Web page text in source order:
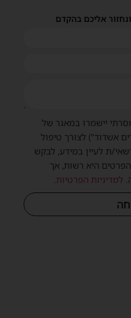
אליכם בהקדם
יישמרו במאגר של
לצורך טיפול
ת לעיין במידע, לבקש
היא רשות, אך
הפרטיות.